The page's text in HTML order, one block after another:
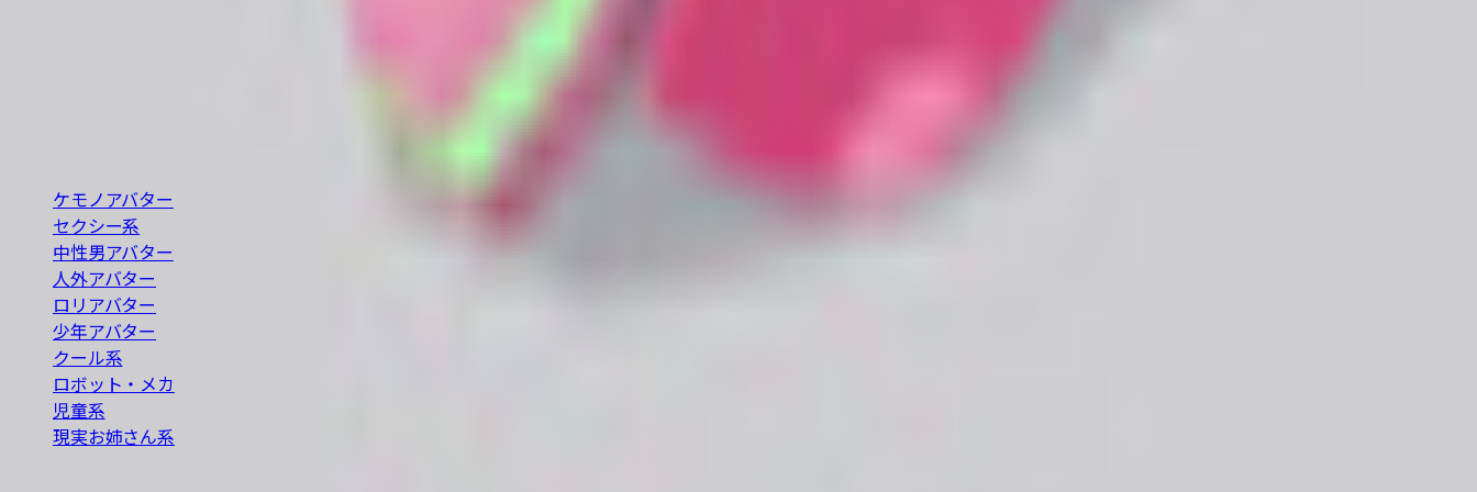
VRChat / VRM 対応の3Dアバターを横断検索できる無料カタログ。BOOTH の最新アバターを「人外・ケモノ・ロリ・中性・男性」など属性別に絞り込み、価格や Quest 対応・無料など
ケモノアバター
セクシー系
中性男アバター
人外アバター
ロリアバター
少年アバター
クール系
ロボット・メカ
児童系
現実お姉さん系